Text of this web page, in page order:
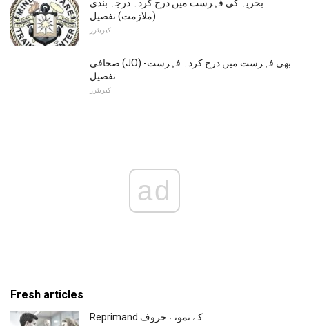
بحریہ کی فہرست میں درج کردہ درجہ بندی
(ملازمت) تفصیل
کیریئرز
صحافی (JO) -بھی فہرست میں درج کردہ فہرست
تفصیل
کیریئرز
ad
Fresh articles
Reprimand کے نمونے حروف